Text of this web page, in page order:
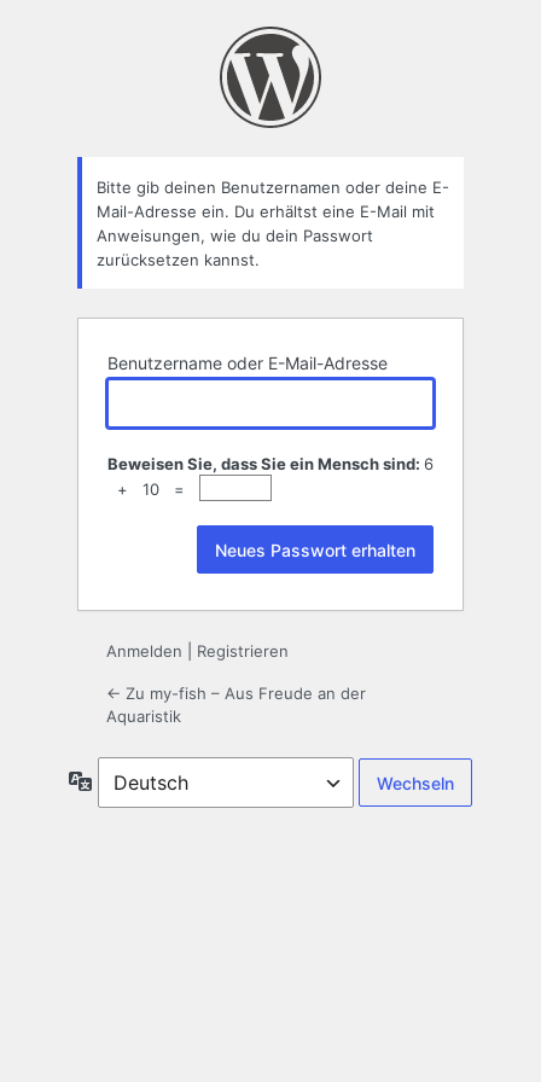
Bitte gib deinen Benutzernamen oder deine E-
Mail-Adresse ein. Du erhältst eine E-Mail mit
Anweisungen, wie du dein Passwort
zurücksetzen kannst.
Benutzername oder E-Mail-Adresse
Beweisen Sie, dass Sie ein Mensch sind: 6
+ 10 =
Anmelden Registrieren
← Zu my-fish – Aus Freude an der
Aquaristik
Sprache